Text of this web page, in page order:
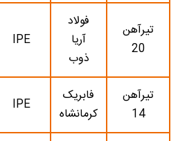
تیرآهن
20
فولاد
آریا
ذوب
IPE
تیرآهن
14
فابریک
کرمانشاه
IPE